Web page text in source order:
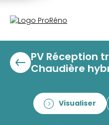
PV Réception
Chaudière
Visualiser